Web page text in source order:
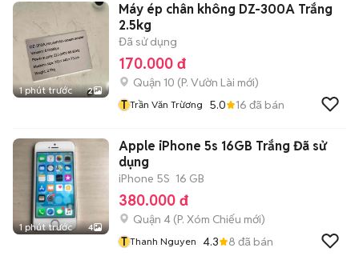
1 phút trước 2
Máy ép chân không DZ-300A Trắng
2.5kg
Đã sử dụng
170.000 đ
Quận 10 (P. Vườn Lài mới)
T Trần Văn Trừơng 5.0 16 đã bán
1 phút trước 4
Apple iPhone 5s 16GB Trắng Đã sử
dụng
iPhone 5S 16 GB
380.000 đ
Quận 4 (P. Xóm Chiếu mới)
T Thanh Nguyen 4.3 8 đã bán